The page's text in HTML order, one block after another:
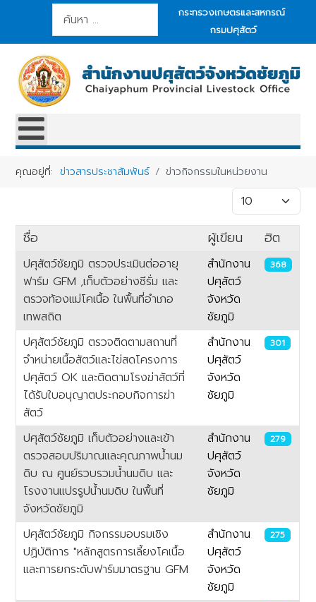
การค้นหา
กระทรวงเกษตรและสหกรณ์
กรมปศุสัตว์
คุณอยู่ที่:ข่าวสารประชาสัมพันธ์
ข่าวกิจกรรมในหน่วยงาน
แสดง #
ชื่อ ผู้เขียน ฮิต
ปศุสัตว์ชัยภูมิ ตรวจประเมินต่ออายุ
ฟาร์ม GFM ,เก็บตัวอย่างซีรั่ม และ
ตรวจท้องแม่โคเนื้อ ในพื้นที่อำเภอ
เทพสถิต
สำนักงาน
ปศุสัตว์
จังหวัด
ชัยภูมิ
368
ปศุสัตว์ชัยภูมิ ตรวจติดตามสถานที่
จำหน่ายเนื้อสัตว์และไข่สดโครงการ
ปศุสัตว์ OK และติดตามโรงฆ่าสัตว์ที่
ได้รับใบอนุญาตประกอบกิจการฆ่า
สัตว์
สำนักงาน
ปศุสัตว์
จังหวัด
ชัยภูมิ
301
ปศุสัตว์ชัยภูมิ เก็บตัวอย่างและเข้า
ตรวจสอบปริมาณและคุณภาพน้ำนม
ดิบ ณ ศูนย์รวบรวมน้ำนมดิบ และ
โรงงานแปรรูปน้ำนมดิบ ในพื้นที่
จังหวัดชัยภูมิ
สำนักงาน
ปศุสัตว์
จังหวัด
ชัยภูมิ
279
ปศุสัตว์ชัยภูมิ กิจกรรมอบรมเชิง
ปฏิบัติการ "หลักสูตรการเลี้ยงโคเนื้อ
และการยกระดับฟาร์มมาตรฐาน GFM
สำนักงาน
ปศุสัตว์
จังหวัด
ชัยภูมิ
275